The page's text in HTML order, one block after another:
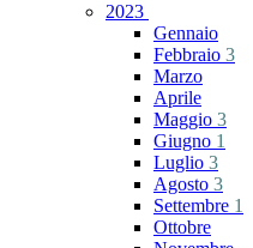
2023
Gennaio
Febbraio 3
Marzo
Aprile
Maggio 3
Giugno 1
Luglio 3
Agosto 3
Settembre 1
Ottobre